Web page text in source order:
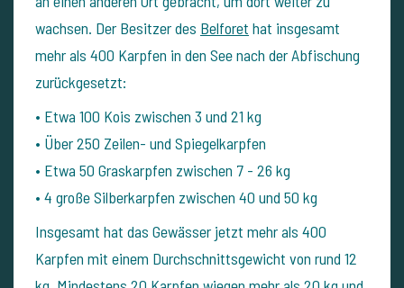
wachsen. Der Besitzer des Belforet hat insgesamt
mehr als 400 Karpfen in den See nach der Abfischung
zurückgesetzt:
• Etwa 100 Kois zwischen 3 und 21 kg
• Über 250 Zeilen- und Spiegelkarpfen
• Etwa 50 Graskarpfen zwischen 7 - 26 kg
• 4 große Silberkarpfen zwischen 40 und 50 kg
Insgesamt hat das Gewässer jetzt mehr als 400
Karpfen mit einem Durchschnittsgewicht von rund 12